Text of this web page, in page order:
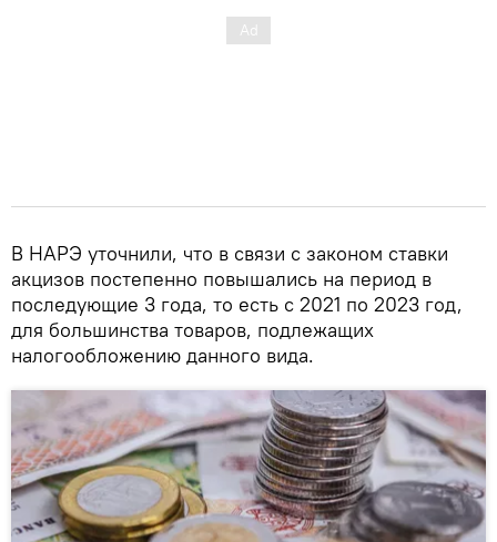
В НАРЭ уточнили, что в связи с законом ставки
акцизов постепенно повышались на период в
последующие 3 года, то есть с 2021 по 2023 год,
для большинства товаров, подлежащих
налогообложению данного вида.